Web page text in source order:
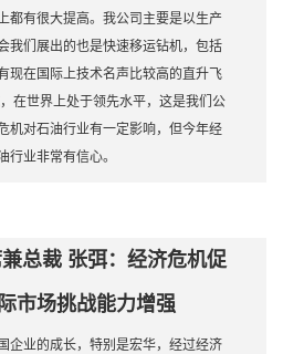
都有很大提高。我公司主要是以生产
我们展出的也是快速移运钻机，包括
现在国际上技术名声比较高的直升飞
在世界上处于领先水平，这是我们公
机对石油行业有一定影响，但今年经
行业非常有信心。
总裁 张弭：经济危机促
市场挑战能力增强
企业的成长，特别是宏华，经过经济